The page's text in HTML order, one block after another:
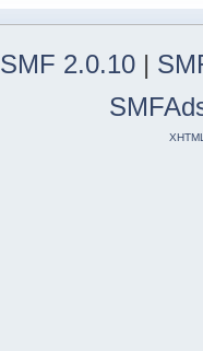
SMF 2.0.10|